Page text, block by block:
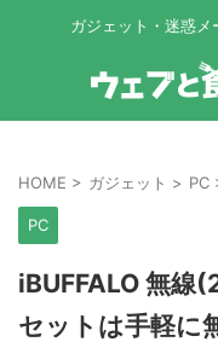
ガジェット・迷惑
HOME > ガジェット > PC
PC
iBUFFALO 無線
セットは手軽に